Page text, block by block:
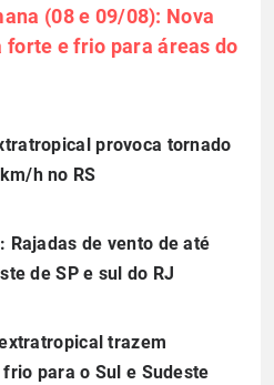
(08 e 09/08): Nova
e frio para áreas do
provoca tornado
h no RS
de vento de até
de SP e sul do RJ
trazem
para o Sul e Sudeste